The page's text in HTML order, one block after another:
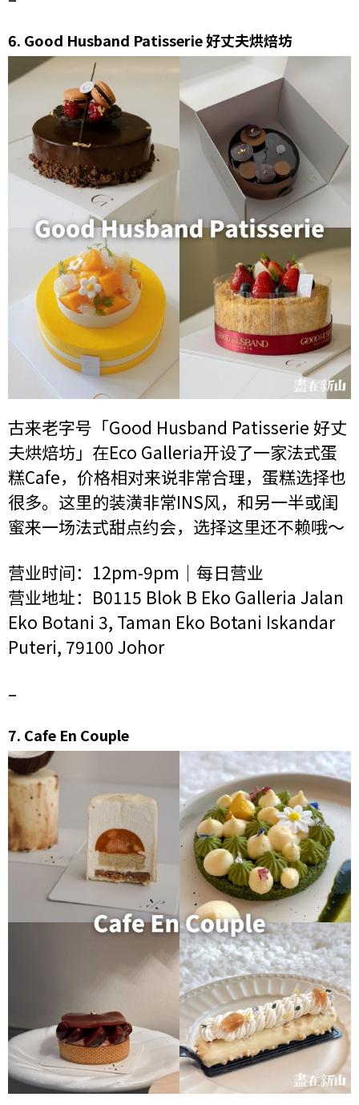
6. Good Husband Patisserie 好丈夫烘焙坊
古来老字号「Good Husband Patisserie 好丈
夫烘焙坊」在Eco Galleria开设了一家法式蛋
糕Cafe，价格相对来说非常合理，蛋糕选择也
很多。这里的装潢非常INS风，和另一半或闺
蜜来一场法式甜点约会，选择这里还不赖哦～
营业时间：12pm-9pm｜每日营业
营业地址：B0115 Blok B Eko Galleria Jalan
Eko Botani 3, Taman Eko Botani Iskandar
Puteri, 79100 Johor
–
7. Cafe En Couple